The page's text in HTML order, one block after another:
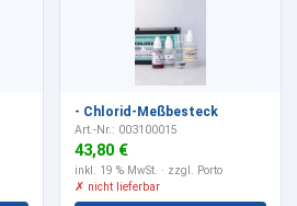
- Chlorid-Meßbesteck
Art.-Nr.: 003100015
43,80 €
inkl. 19 % MwSt. · zzgl. Porto
✗ nicht lieferbar